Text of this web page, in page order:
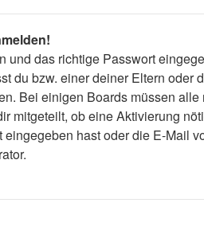
und das richtige Passwort
du bzw. einer deiner Eltern
Bei einigen Boards müssen
mitgeteilt, ob eine Aktivierung
hast oder die E-